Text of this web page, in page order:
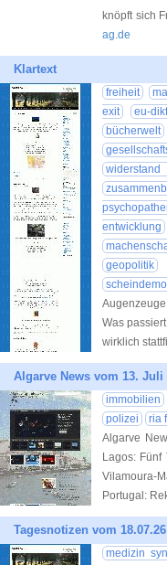
knöpft sich
ag.de
Klartext
freiheit
exit
eu-
bücherwelt
entwicklung
geopolitik
Was
wirklich
Algarve News vom 13.
immobilien
polizei
ria
Algarve
Lagos:
Vilamoura-
Portugal:
Tagesnotizen vom 18.07.26
medizin